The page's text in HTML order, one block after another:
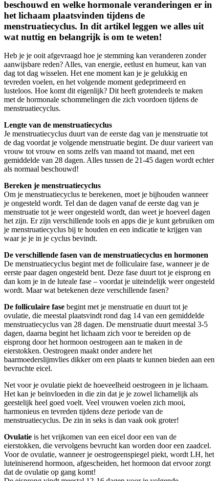
beschouwd en welke hormonale veranderingen er in
het lichaam plaatsvinden tijdens de
menstruatiecyclus. In dit artikel leggen we alles uit
wat nuttig en belangrijk is om te weten!
Heb je je ooit afgevraagd hoe je stemming kan veranderen zonder
aanwijsbare reden? Alles, van energie, eetlust en humeur, kan van
dag tot dag wisselen. Het ene moment kan je je gelukkig en
tevreden voelen, en het volgende moment gedeprimeerd en
lusteloos. Hoe komt dit eigenlijk? Dit heeft grotendeels te maken
met de hormonale schommelingen die zich voordoen tijdens de
menstruatiecyclus.
Lengte van de menstruatiecyclus
Je menstruatiecyclus duurt van de eerste dag van je menstruatie tot
de dag voordat je volgende menstruatie begint. De duur varieert van
vrouw tot vrouw en soms zelfs van maand tot maand, met een
gemiddelde van 28 dagen. Alles tussen de 21-45 dagen wordt echter
als normaal beschouwd!
Bereken je menstruatiecyclus
Om je menstruatiecyclus te berekenen, moet je bijhouden wanneer
je ongesteld wordt. Tel dan de dagen vanaf de eerste dag van je
menstruatie tot je weer ongesteld wordt, dan weet je hoeveel dagen
het zijn. Er zijn verschillende tools en apps die je kunt gebruiken om
je menstruatiecyclus bij te houden en een indicatie te krijgen van
waar je je in je cyclus bevindt.
De verschillende fasen van de menstruatiecyclus en hormonen
De menstruatiecyclus begint met de folliculaire fase, wanneer je de
eerste paar dagen ongesteld bent. Deze fase duurt tot je eisprong en
dan kom je in de luteale fase – voordat je uiteindelijk weer ongesteld
wordt. Maar wat betekenen deze verschillende fasen?
De folliculaire fase begint met je menstruatie en duurt tot je
ovulatie, die meestal plaatsvindt rond dag 14 van een gemiddelde
menstruatiecyclus van 28 dagen. De menstruatie duurt meestal 3-5
dagen, daarna begint het lichaam zich voor te bereiden op de
eisprong door het hormoon oestrogeen aan te maken in de
eierstokken. Oestrogeen maakt onder andere het
baarmoederslijmvlies dikker om een plaats te kunnen bieden aan een
bevruchte eicel.
Net voor je ovulatie piekt de hoeveelheid oestrogeen in je lichaam.
Het kan je beïnvloeden in die zin dat je je zowel lichamelijk als
geestelijk heel goed voelt. Veel vrouwen voelen zich mooi,
harmonieus en tevreden tijdens deze periode van de
menstruatiecyclus. De zin in seks is dan vaak ook groter!
Ovulatie is het vrijkomen van een eicel door een van de
eierstokken, die vervolgens bevrucht kan worden door een zaadcel.
Voor de ovulatie, wanneer je oestrogeenspiegel piekt, wordt LH, het
luteïniserend hormoon, afgescheiden, het hormoon dat ervoor zorgt
dat de ovulatie op gang komt!